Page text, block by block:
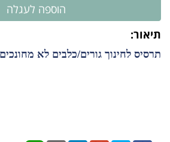
תיאור:
תרסיס לחינוך גורים/כלבים לא